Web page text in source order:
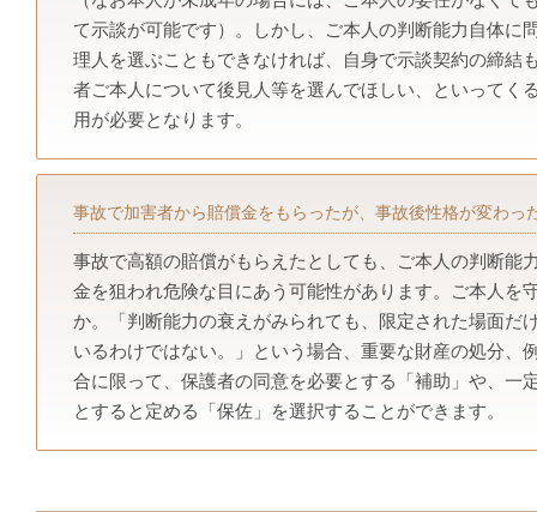
て示談が可能です）。しかし、ご本人の判断能力自体に
理人を選ぶこともできなければ、自身で示談契約の締結
者ご本人について後見人等を選んでほしい、といってく
用が必要となります。
事故で加害者から賠償金をもらったが、事故後性格が変わっ
事故で高額の賠償がもらえたとしても、ご本人の判断能
金を狙われ危険な目にあう可能性があります。ご本人を
か。「判断能力の衰えがみられても、限定された場面だ
いるわけではない。」という場合、重要な財産の処分、
合に限って、保護者の同意を必要とする「補助」や、一
とすると定める「保佐」を選択することができます。